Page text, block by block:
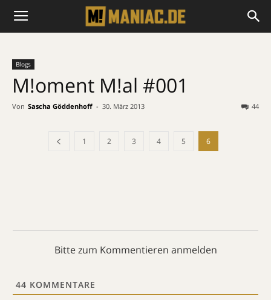
Blogs
M!oment M!al #001
Von Sascha Göddenhoff - 30. März 2013 44
1 2 3 4 5 6
Bitte zum Kommentieren anmelden
44 KOMMENTARE